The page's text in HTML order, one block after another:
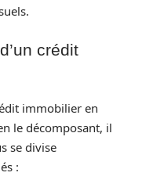
crédit
immobilier en
le décomposant, il
se divise
: